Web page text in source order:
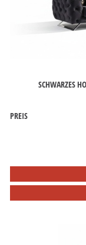
SCHWARZES
PREIS